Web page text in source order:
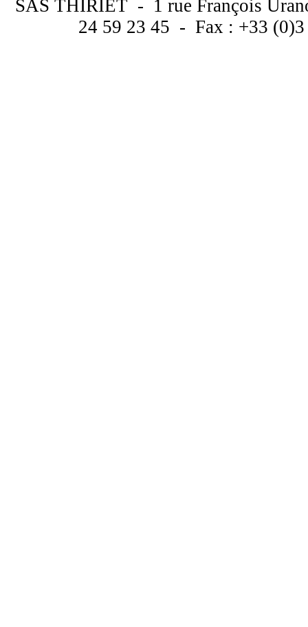
SAS THIRIET - 1 rue François
24 59 23 45 - Fax : +33